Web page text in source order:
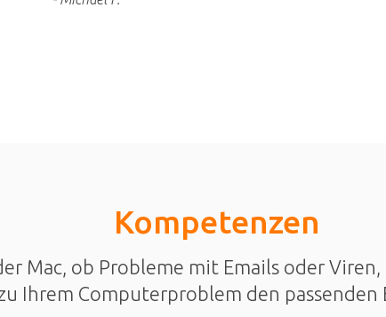
Kompetenzen
Mac, ob Probleme mit Emails oder
Ihrem Computerproblem den passenden